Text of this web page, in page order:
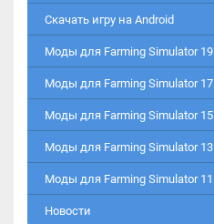
Скачать игру на Android
Моды для Farming Simulator 19
Моды для Farming Simulator 17
Моды для Farming Simulator 15
Моды для Farming Simulator 13
Моды для Farming Simulator 11
Новости